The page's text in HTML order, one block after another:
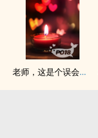
老师，这是个误会（gl，纯百）